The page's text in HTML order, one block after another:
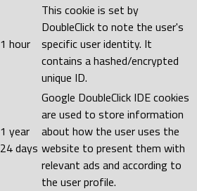
1 hour
This cookie is set by
DoubleClick to note the user's
specific user identity. It
contains a hashed/encrypted
unique ID.
1 year
24 days
Google DoubleClick IDE cookies
are used to store information
about how the user uses the
website to present them with
relevant ads and according to
the user profile.